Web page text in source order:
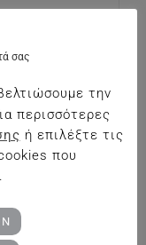
σας
την
περισσότερες
ή επιλέξτε τις
που